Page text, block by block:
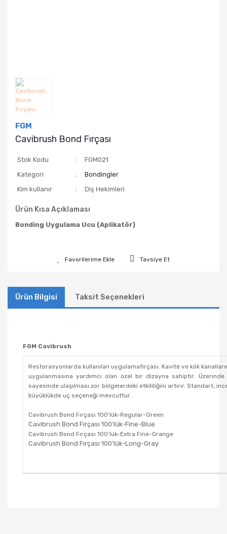
FGM
Cavibrush Bond Fırçası
Stok Kodu
FGM021
Kategori
Bondingler
Kim kullanır
Diş Hekimleri
Ürün Kısa Açıklaması
Bonding Uygulama Ucu (Aplikatör)
Tavsiye Et
Ürün Bilgisi Taksit Seçenekleri
FGM Cavibrush
Restorasyonlarda kullanılan uygulamafırçası. Kavite ve kök
uygulanmasına yardımcı olan özel bir dizayna sahiptir.
sayesinde ulaşılması zor bölgelerdeki etkililiğini artırır. Standart,
büyüklükde uç seçeneği mevcuttur.
Cavibrush Bond Fırçası 100’lük-Regular-Green
Cavibrush Bond Fırçası 100’lük-Fine-Blue
Cavibrush Bond Fırçası 100’lük-Extra Fine-Orange
Cavibrush Bond Fırçası 100’lük-Long-Gray